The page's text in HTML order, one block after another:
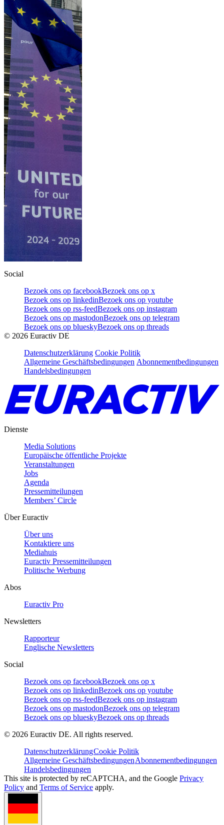
Social
Bezoek ons op facebookBezoek ons op x
Bezoek ons op linkedinBezoek ons op youtube
Bezoek ons op rss-feedBezoek ons op instagram
Bezoek ons op mastodonBezoek ons op telegram
Bezoek ons op blueskyBezoek ons op threads
© 2026 Euractiv DE
Datenschutzerklärung Cookie Politik
Allgemeine Geschäftsbedingungen Abonnementbedingungen
Handelsbedingungen
Dienste
Media Solutions
Europäische öffentliche Projekte
Veranstaltungen
Jobs
Agenda
Pressemitteilungen
Members’ Circle
Über Euractiv
Über uns
Kontaktiere uns
Mediahuis
Euractiv Pressemitteilungen
Politische Werbung
Abos
Euractiv Pro
Newsletters
Rapporteur
Englische Newsletters
Social
Bezoek ons op facebookBezoek ons op x
Bezoek ons op linkedinBezoek ons op youtube
Bezoek ons op rss-feedBezoek ons op instagram
Bezoek ons op mastodonBezoek ons op telegram
Bezoek ons op blueskyBezoek ons op threads
© 2026 Euractiv DE. All rights reserved.
DatenschutzerklärungCookie Politik
Allgemeine GeschäftsbedingungenAbonnementbedingungen
Handelsbedingungen
This site is protected by reCAPTCHA, and the Google Privacy
Policy and Terms of Service apply.